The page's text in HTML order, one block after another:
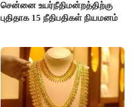
சென்னை உயர்நீதிமன்றத்திற்கு
புதிதாக 15 நீதிபதிகள் நியமனம்